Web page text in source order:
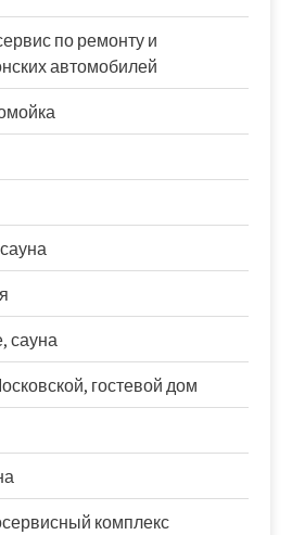
по ремонту и
автомобилей
сауна
гостевой дом
комплекс